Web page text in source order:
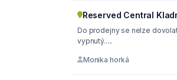
Reserved Central
Do prodejny se nelze
vypnutý.....
Monika horká